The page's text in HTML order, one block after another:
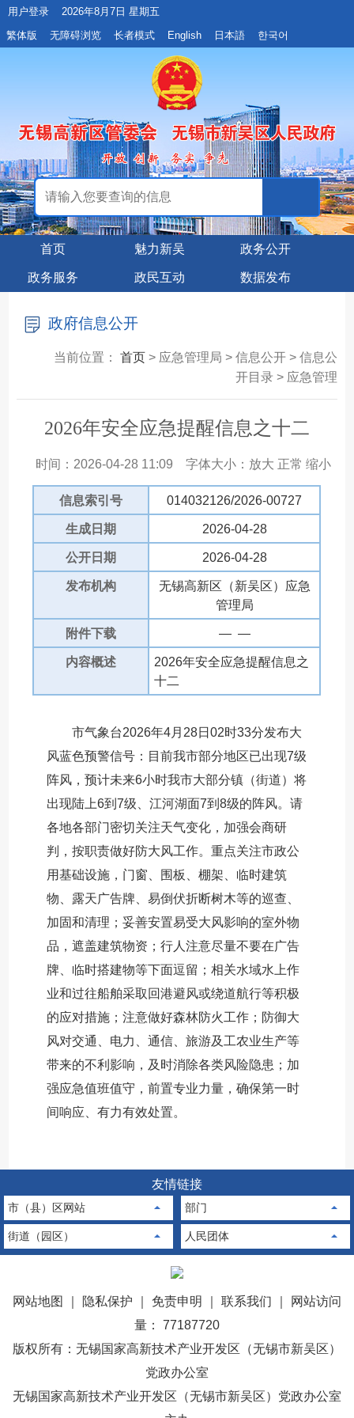
用户登录
2026年8月7日 星期五
繁体版
无障碍浏览 长者模式 English 日本語 한국어
首页 魅力新吴 政务公开
政务服务 政民互动 数据发布
政府信息公开
当前位置： 首页> 应急管理局 > 信息公开 > 信息公
开目录 > 应急管理
2026年安全应急提醒信息之十二
时间：2026-04-28 11:09 字体大小： 放大 正常 缩小
信息索引号 014032126/2026-00727
生成日期 2026-04-28
公开日期 2026-04-28
发布机构
无锡高新区（新吴区）应急
管理局
附件下载 — —
内容概述
2026年安全应急提醒信息之
十二
市气象台2026年4月28日02时33分发布大
风蓝色预警信号：目前我市部分地区已出现7级
阵风，预计未来6小时我市大部分镇（街道）将
出现陆上6到7级、江河湖面7到8级的阵风。请
各地各部门密切关注天气变化，加强会商研
判，按职责做好防大风工作。重点关注市政公
用基础设施，门窗、围板、棚架、临时建筑
物、露天广告牌、易倒伏折断树木等的巡查、
加固和清理；妥善安置易受大风影响的室外物
品，遮盖建筑物资；行人注意尽量不要在广告
牌、临时搭建物等下面逗留；相关水域水上作
业和过往船舶采取回港避风或绕道航行等积极
的应对措施；注意做好森林防火工作；防御大
风对交通、电力、通信、旅游及工农业生产等
带来的不利影响，及时消除各类风险隐患；加
强应急值班值守，前置专业力量，确保第一时
间响应、有力有效处置。
友情链接
市（县）区网站 部门
街道（园区） 人民团体
网站地图 隐私保护 免责申明 联系我们
网站访问
量： 77187720
版权所有：无锡国家高新技术产业开发区（无锡市新吴区）
党政办公室
无锡国家高新技术产业开发区（无锡市新吴区）党政办公室